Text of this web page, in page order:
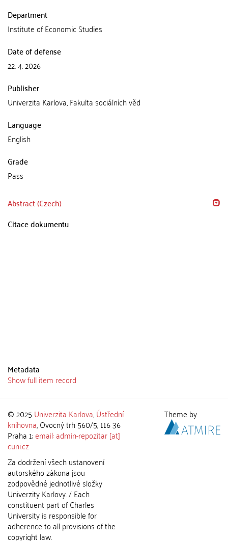
Department
Institute of Economic Studies
Date of defense
22. 4. 2026
Publisher
Univerzita Karlova, Fakulta sociálních věd
Language
English
Grade
Pass
Abstract (Czech)
Citace dokumentu
Metadata
Show full item record
© 2025 Univerzita Karlova,Ústřední
knihovna, Ovocný trh 560/5, 116 36
Praha 1;email: admin-repozitar [at]
cuni.cz
Za dodržení všech ustanovení
autorského zákona jsou
zodpovědné jednotlivé složky
Univerzity Karlovy. / Each
constituent part of Charles
University is responsible for
adherence to all provisions of the
copyright law.
Theme by